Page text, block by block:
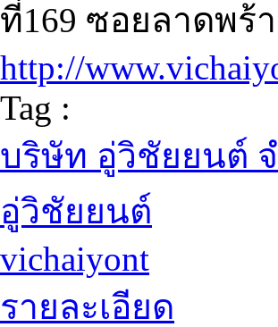
ที่169 ซอยลาดพร้
http://
Tag :
บริษัท อู่วิชัยยนต์
อู่วิชัยยนต์
vichaiyont
รายละเอียด